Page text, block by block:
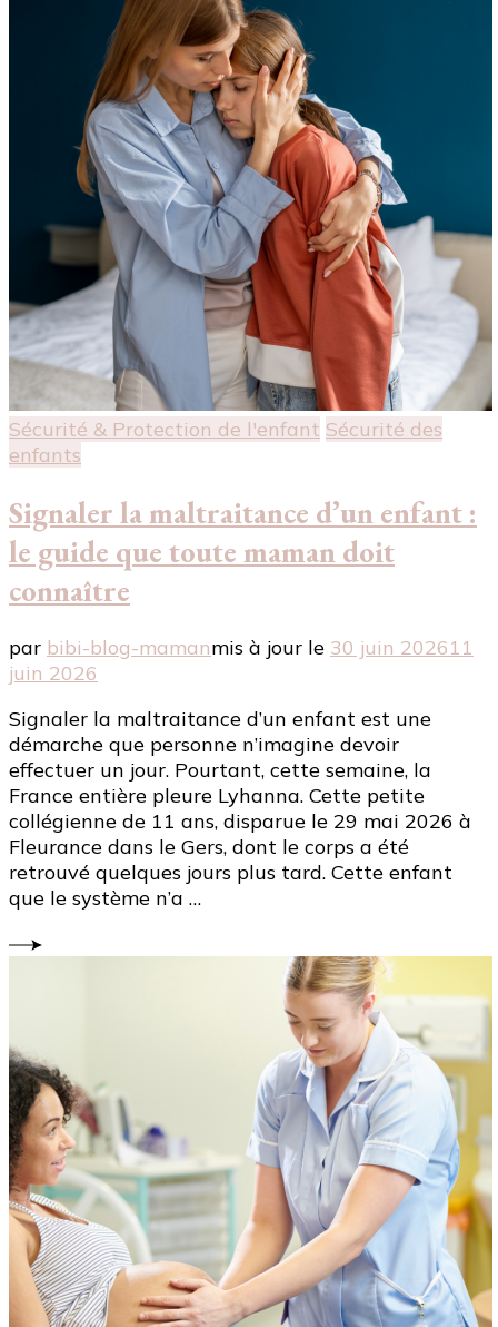
Sécurité & Protection de l'enfant Sécurité des
enfants
Signaler la maltraitance d’un enfant :
le guide que toute maman doit
connaître
par bibi-blog-mamanmis à jour le 30 juin 202611
juin 2026
Signaler la maltraitance d’un enfant est une
démarche que personne n’imagine devoir
effectuer un jour. Pourtant, cette semaine, la
France entière pleure Lyhanna. Cette petite
collégienne de 11 ans, disparue le 29 mai 2026 à
Fleurance dans le Gers, dont le corps a été
retrouvé quelques jours plus tard. Cette enfant
que le système n’a …